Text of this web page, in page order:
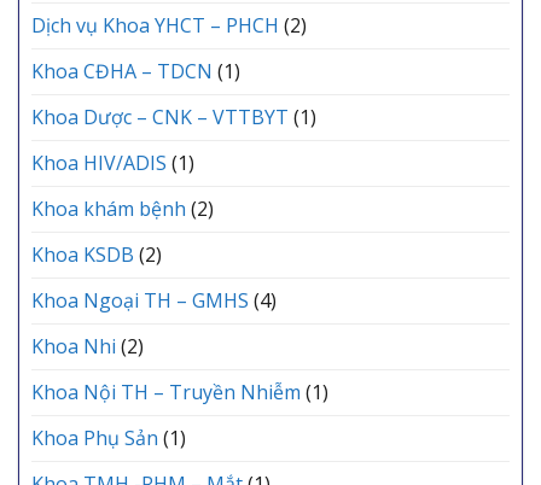
Dịch vụ Khoa YHCT – PHCH (2)
Khoa CĐHA – TDCN (1)
Khoa Dược – CNK – VTTBYT (1)
Khoa HIV/ADIS (1)
Khoa khám bệnh (2)
Khoa KSDB (2)
Khoa Ngoại TH – GMHS (4)
Khoa Nhi (2)
Khoa Nội TH – Truyền Nhiễm (1)
Khoa Phụ Sản (1)